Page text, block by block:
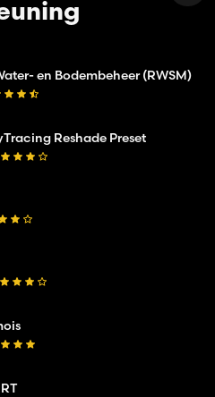
en Bodembeheer (RWSM)
Reshade Preset